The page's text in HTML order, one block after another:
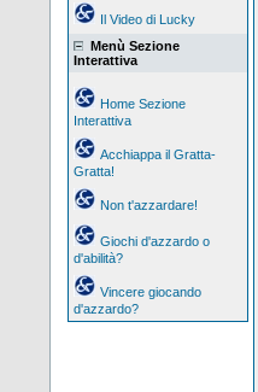
Il Video di Lucky
Menù Sezione
Interattiva
Home Sezione
Interattiva
Acchiappa il Gratta-
Gratta!
Non t'azzardare!
Giochi d'azzardo o
d'abilità?
Vincere giocando
d'azzardo?